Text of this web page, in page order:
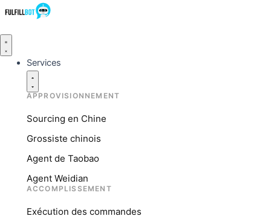
Services
APPROVISIONNEMENT
Sourcing en Chine
Grossiste chinois
Agent de Taobao
Agent Weidian
ACCOMPLISSEMENT
Exécution des commandes